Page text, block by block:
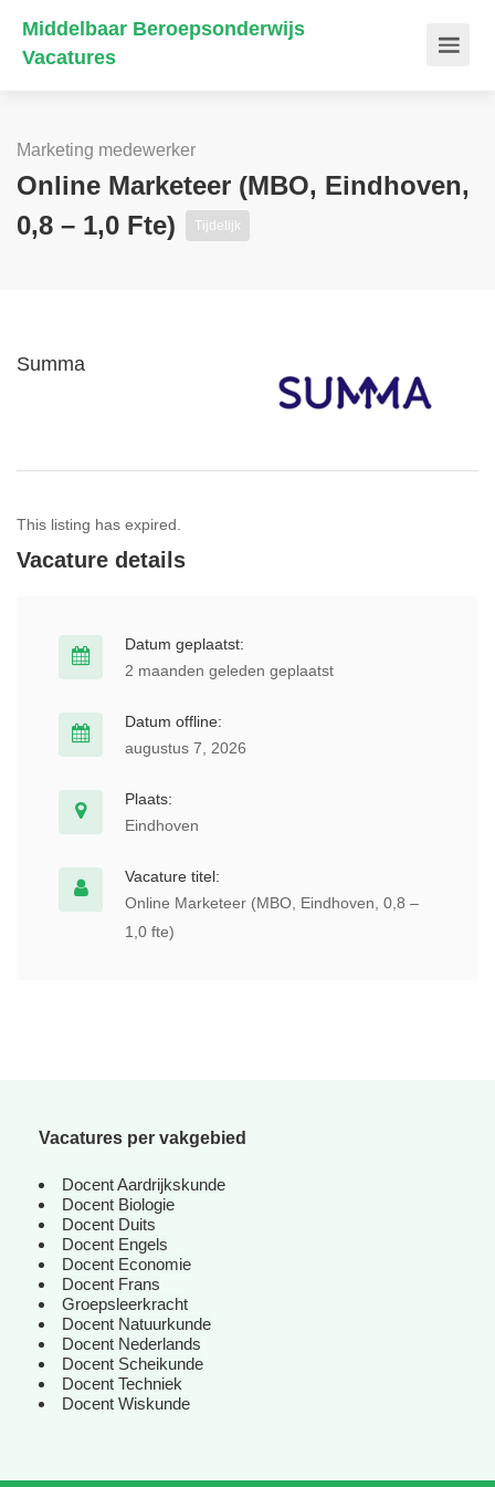
Middelbaar Beroepsonderwijs
Vacatures
Marketing medewerker
Online Marketeer (MBO, Eindhoven,
0,8 – 1,0 Fte)
Tijdelijk
Summa
This listing has expired.
Vacature details
Datum geplaatst:
2 maanden geleden geplaatst
Datum offline:
augustus 7, 2026
Plaats:
Eindhoven
Vacature titel:
Online Marketeer (MBO, Eindhoven, 0,8 –
1,0 fte)
Vacatures per vakgebied
Docent Aardrijkskunde
Docent Biologie
Docent Duits
Docent Engels
Docent Economie
Docent Frans
Groepsleerkracht
Docent Natuurkunde
Docent Nederlands
Docent Scheikunde
Docent Techniek
Docent Wiskunde